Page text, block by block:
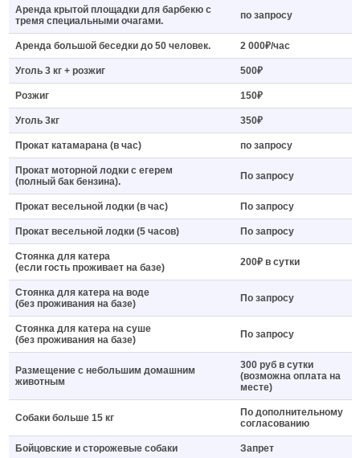
Аренда крытой площадки для барбекю с
тремя специальными очагами.
по запросу
Аренда большой беседки до 50 человек. 2 000₽/час
Уголь 3 кг + розжиг 500₽
Розжиг 150₽
Уголь 3кг 350₽
Прокат катамарана (в час) по запросу
Прокат моторной лодки с егерем
(полный бак бензина).
По запросу
Прокат весельной лодки (в час) По запросу
Прокат весельной лодки (5 часов) По запросу
Стоянка для катера
(если гость проживает на базе)
200₽ в сутки
Стоянка для катера на воде
(без проживания на базе)
По запросу
Стоянка для катера на суше
(без проживания на базе)
По запросу
Размещение с небольшим домашним
животным
300 руб в сутки
(возможна оплата на
месте)
Собаки больше 15 кг
По дополнительному
согласованию
Бойцовские и сторожевые собаки Запрет